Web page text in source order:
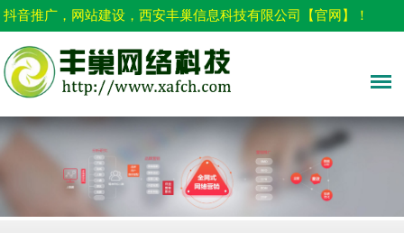
抖音推广，网站建设，西安丰巢信息科技有限公司【官网】！